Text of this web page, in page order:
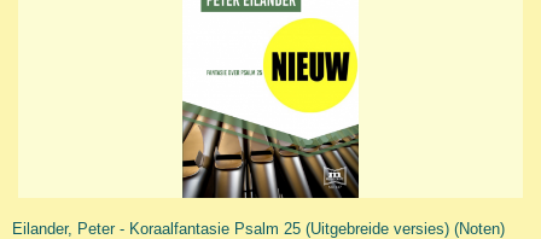
Eilander, Peter - Koraalfantasie Psalm 25 (Uitgebreide versies) (Noten)